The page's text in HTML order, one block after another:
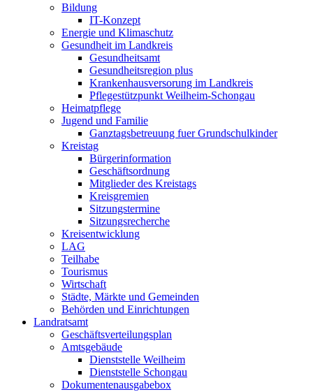
Bildung
IT-Konzept
Energie und Klimaschutz
Gesundheit im Landkreis
Gesundheitsamt
Gesundheitsregion plus
Krankenhausversorung im Landkreis
Pflegestützpunkt Weilheim-Schongau
Heimatpflege
Jugend und Familie
Ganztagsbetreuung fuer Grundschulkinder
Kreistag
Bürgerinformation
Geschäftsordnung
Mitglieder des Kreistags
Kreisgremien
Sitzungstermine
Sitzungsrecherche
Kreisentwicklung
LAG
Teilhabe
Tourismus
Wirtschaft
Städte, Märkte und Gemeinden
Behörden und Einrichtungen
Landratsamt
Geschäftsverteilungsplan
Amtsgebäude
Dienststelle Weilheim
Dienststelle Schongau
Dokumentenausgabebox